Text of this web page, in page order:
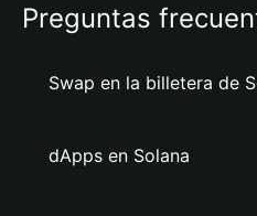
Preguntas
Swap en la billetera de
dApps en Solana